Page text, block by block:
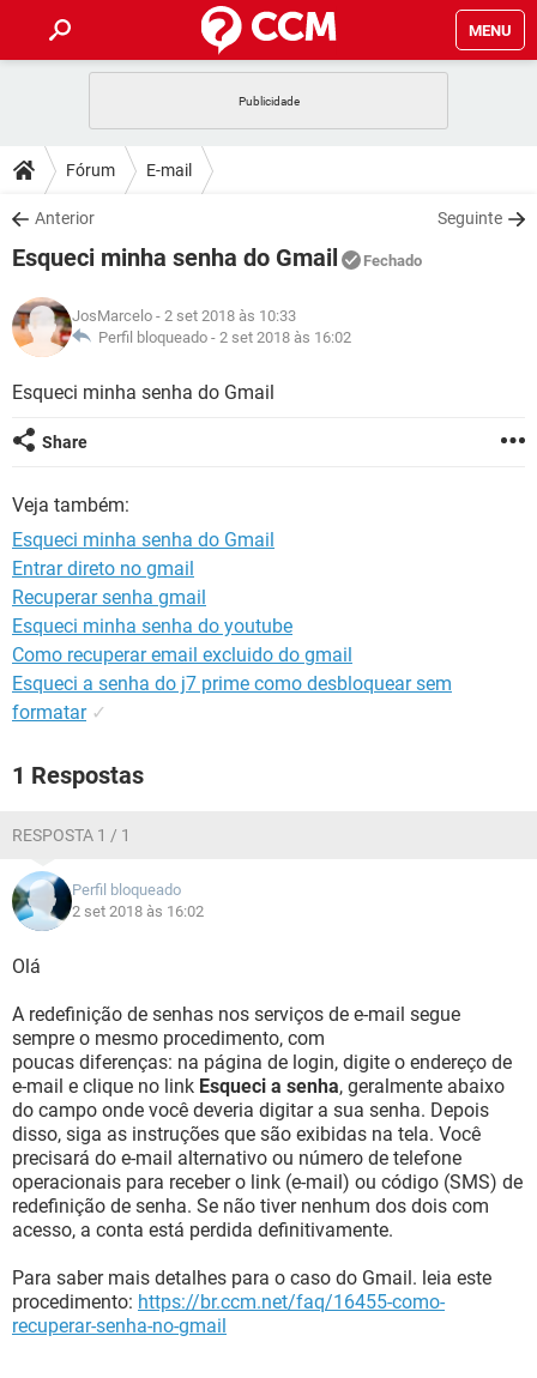
MENU
CELULAR
OUTLOOK
INSTAGRAM GMAIL
GUIA DE COMPRAS
DICAS
JOGOS
INSTAGRAM GMAIL
GUIA DE COMPRAS
DOWNLOADS
JOGOS WHATSAPP
CELULAR
OUTLOOK EXCEL
INSTAGRAM
FÓRUM
JOGOS WHATSAPP
CELULAR
OUTLOOK
INSTAGRAM
GLOSSÁRIO
INSTAGRAM
GUIA DE COMPRAS
Fórum E-mail
Anterior Seguinte
Esqueci minha senha do Gmail Fechado
JosMarcelo - 2 set 2018 às 10:33
Perfil bloqueado - 2 set 2018 às 16:02
Esqueci minha senha do Gmail
Share
Veja também:
Esqueci minha senha do Gmail
Entrar direto no gmail
Recuperar senha gmail
Esqueci minha senha do youtube
Como recuperar email excluido do gmail
Esqueci a senha do j7 prime como desbloquear sem
formatar ✓
1 Respostas
RESPOSTA 1 / 1
Perfil bloqueado
2 set 2018 às 16:02
Olá
A redefinição de senhas nos serviços de e-mail segue
sempre o mesmo procedimento, com
poucas diferenças: na página de login, digite o endereço de
e-mail e clique no link Esqueci a senha, geralmente abaixo
do campo onde você deveria digitar a sua senha. Depois
disso, siga as instruções que são exibidas na tela. Você
precisará do e-mail alternativo ou número de telefone
operacionais para receber o link (e-mail) ou código (SMS) de
redefinição de senha. Se não tiver nenhum dos dois com
acesso, a conta está perdida definitivamente.
Para saber mais detalhes para o caso do Gmail. leia este
procedimento: https://br.ccm.net/faq/16455-como-
recuperar-senha-no-gmail